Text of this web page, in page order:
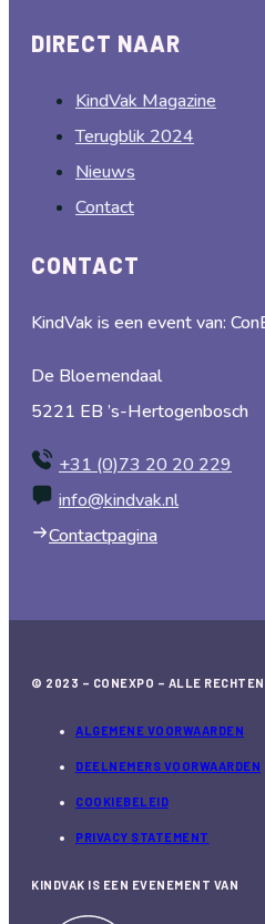
DIRECT NAAR
KindVak Magazine
Terugblik 2024
Nieuws
Contact
CONTACT
KindVak is een event van:
De Bloemendaal
5221 EB ’s-Hertogenbosch
+31 (0)73 20 20 229
info@kindvak.nl
Contactpagina
© 2023 – CONEXPO – ALLE RECHTEN
ALGEMENE VOORWAARDEN
DEELNEMERS VOORWAARDEN
COOKIEBELEID
PRIVACY STATEMENT
KINDVAK IS EEN EVENEMENT VAN